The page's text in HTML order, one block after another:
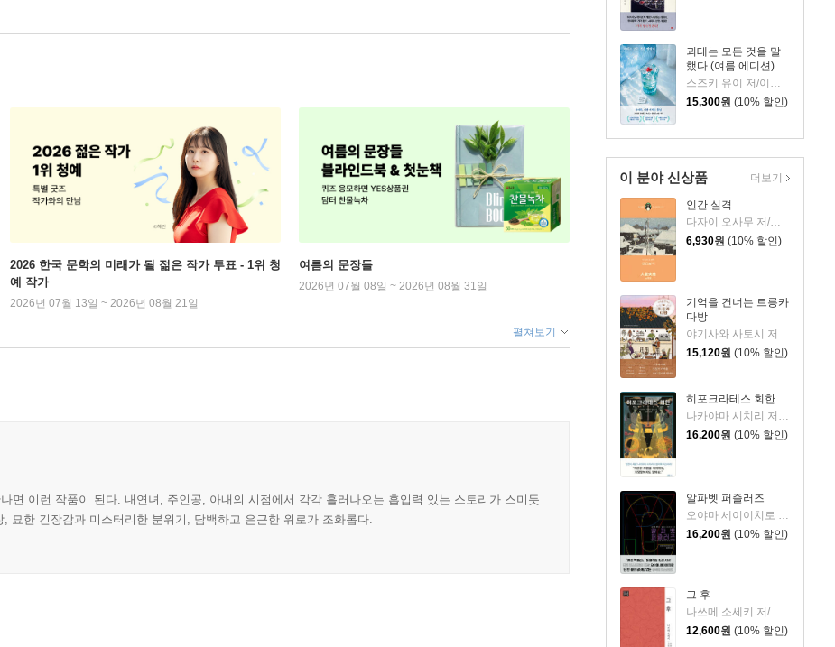
괴테는 모든 것을 말
했다 (여름 에디션)
스즈키 유이 저/이지수 역
15,300원 (10% 할인)
이 분야 신상품
인간 실격
다자이 오사무 저/김소영 역
6,930원 (10% 할인)
기억을 건너는 트릉카
다방
15,120원 (10% 할인)
히포크라테스 회한
나카야마 시치리 저/민경욱 역
16,200원 (10% 할인)
알파벳 퍼즐러즈
16,200원 (10% 할인)
그 후
나쓰메 소세키 저/고미야 도요타카 해설/박현석 역
12,600원 (10% 할인)
더보기
2026 한국 문학의 미래가 될 젊은 작가 투표 - 1위 청
예 작가
2026년 07월 13일 ~ 2026년 08월 21일
여름의 문장들
2026년 07월 08일 ~ 2026년 08월 31일
펼쳐보기
면 이런 작품이 된다. 내연녀, 주인공, 아내의 시점에서 각각 흘러나오는 흡입력 있는 스토리가 스미듯
묘한 긴장감과 미스터리한 분위기, 담백하고 은근한 위로가 조화롭다.